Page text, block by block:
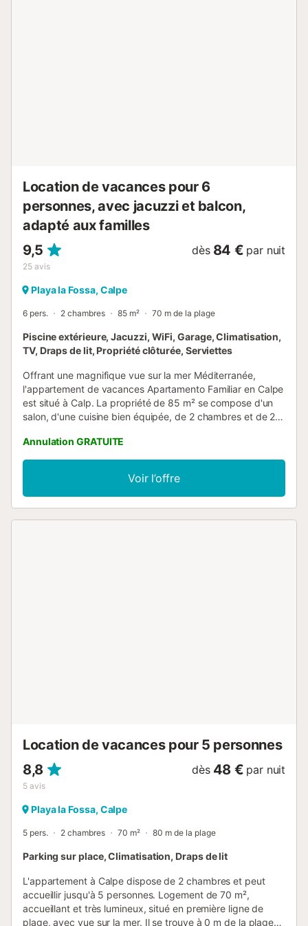
Location de vacances pour 6
personnes, avec jacuzzi et balcon,
adapté aux familles
9,5
25 avis
dès 84 € par nuit
Playa la Fossa, Calpe
6 pers. 2 chambres 85 m² 70 m de la plage
Piscine extérieure, Jacuzzi, WiFi, Garage, Climatisation,
TV, Draps de lit, Propriété clôturée, Serviettes
Offrant une magnifique vue sur la mer Méditerranée,
l'appartement de vacances Apartamento Familiar en Calpe
est situé à Calp. La propriété de 85 m² se compose d'un
salon, d'une cuisine bien équipée, de 2 chambres et de 2
peut donc accueillir 6 personnes. Les équipements
supplémentaires comprennent le Wi-Fi haut débit (adapté
aux appels vidéo) avec un espace travail dédié pour le
télétravail, une télévision, la climatisation ainsi qu'une
machine à laver. Le bâtiment dans lequel se trouve le
Annulation GRATUITE
Voir l’offre
Location de vacances pour 5 personnes
8,8
5 avis
dès 48 € par nuit
Playa la Fossa, Calpe
5 pers. 2 chambres 70 m² 80 m de la plage
Parking sur place, Climatisation, Draps de lit
L'appartement à Calpe dispose de 2 chambres et peut
accueillir jusqu'à 5 personnes. Logement de 70 m²,
accueillant et très lumineux, situé en première ligne de
plage, avec vue sur la mer. Il se trouve à 0 m de la plage